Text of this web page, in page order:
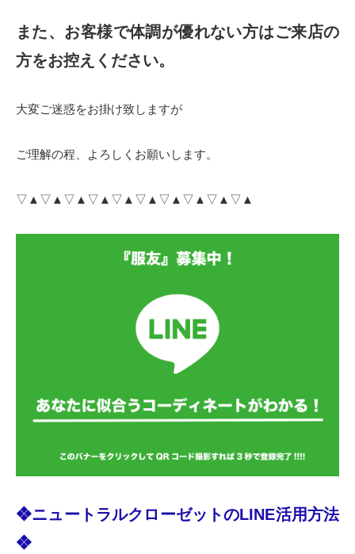
また、お客様で体調が優れない方はご来店の
方をお控えください。
大変ご迷惑をお掛け致しますが
ご理解の程、よろしくお願いします。
▽▲▽▲▽▲▽▲▽▲▽▲▽▲▽▲▽▲▽▲
❖ニュートラルクローゼットのLINE活用方法
❖